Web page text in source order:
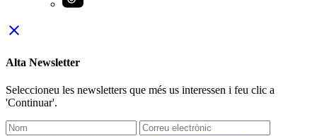
close
Alta Newsletter
Seleccioneu les newsletters que més us interessen i feu clic a
'Continuar'.